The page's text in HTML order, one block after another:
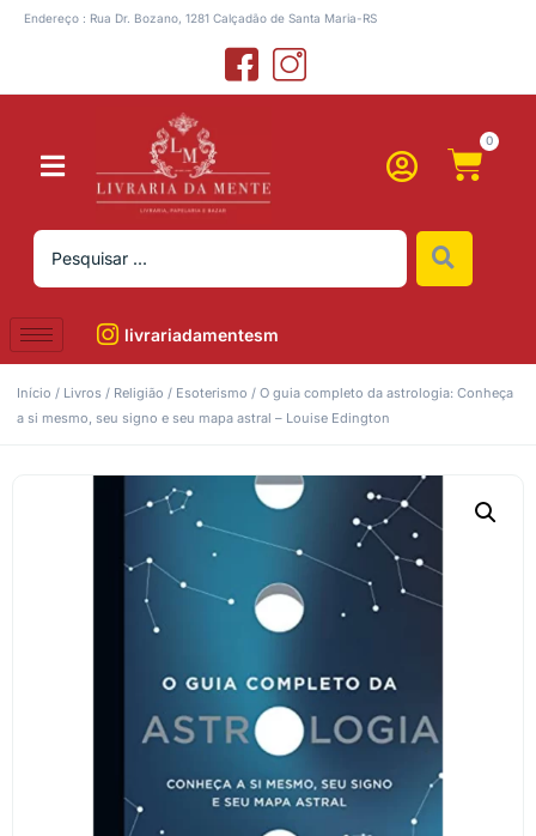
Endereço : Rua Dr. Bozano, 1281 Calçadão de Santa Maria-RS
0
livrariadamentesm
Início / Livros / Religião / Esoterismo / O guia completo da astrologia: Conheça
a si mesmo, seu signo e seu mapa astral – Louise Edington